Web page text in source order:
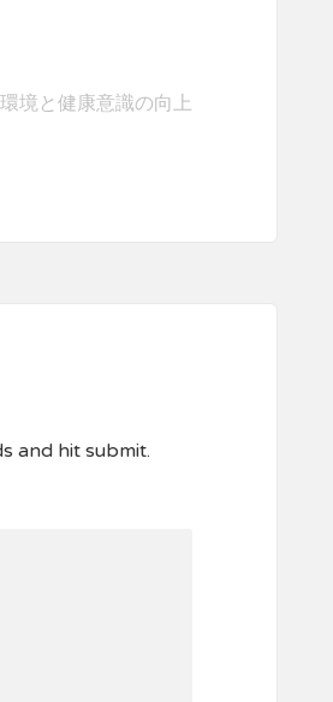
境と健康意識の向上
and hit submit.